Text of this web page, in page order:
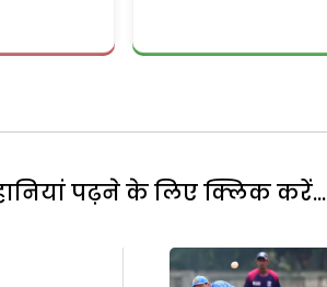
पढ़ने के लिए क्लिक करें...